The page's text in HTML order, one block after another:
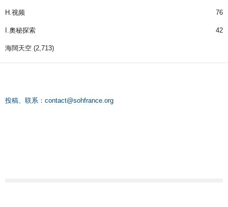
H.视频 76
I.奧秘探索 42
海闊天空 (2,713)
投稿、联系： contact@sohfrance.org